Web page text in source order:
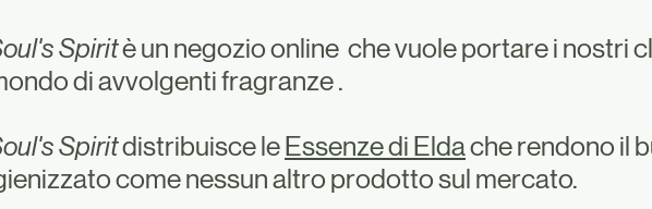
Spiritè un negozio online che vuole portare i nostri
di avvolgenti fragranze .
Spiritdistribuisce leEssenze di Eldache rendono il
come nessun altro prodotto sul mercato.